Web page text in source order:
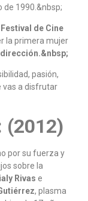
de 1990.&nbsp;
Festival de Cine
la primera mujer
pasión,
vas a disfrutar
(2012)
por su fuerza y
sobre la
Rivas e
, plasma